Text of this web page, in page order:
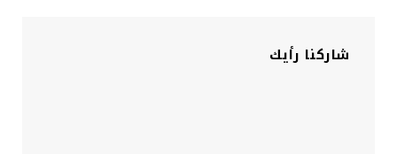
شاركنا رأيك